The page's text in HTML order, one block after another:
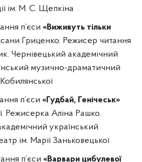
ім. М. С. Щепкіна
п’єси «Виживуть тільки
Гриценко. Режисер читання
Чернівецький академічний
музично-драматичний
п’єси «Гудбай, Генічеськ»
Режисерка Аліна Рашко.
український
ім. Марії Заньковецької
п’єси «Варвари цибулевої